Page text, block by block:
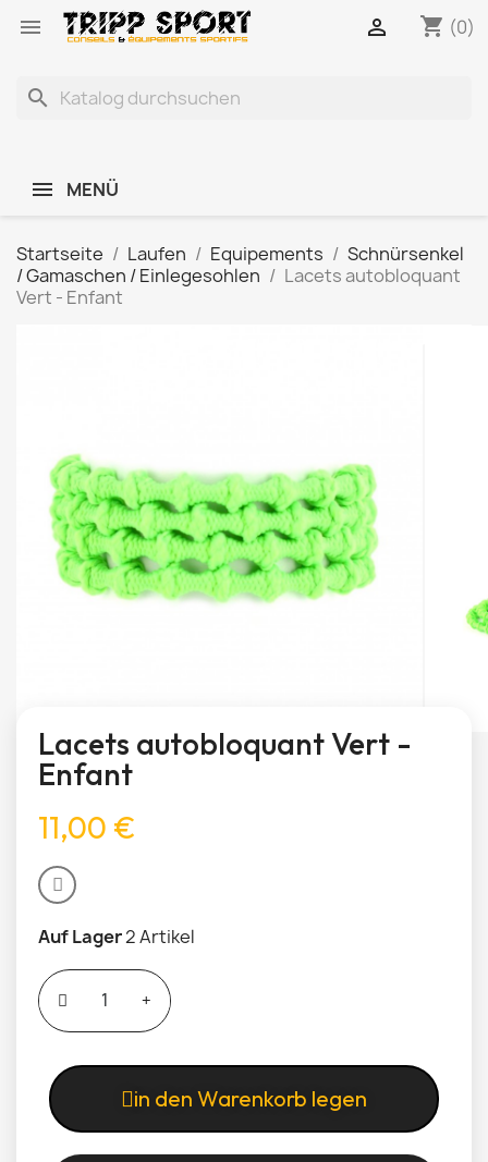
 shopping_cart (0)

search
MENÜ
Startseite Laufen Equipements
Schnürsenkel
/ Gamaschen / Einlegesohlen
Lacets autobloquant
Vert - Enfant
Lacets autobloquant Vert -
Enfant
11,00 €
Auf Lager2 Artikel
in den Warenkorb legen